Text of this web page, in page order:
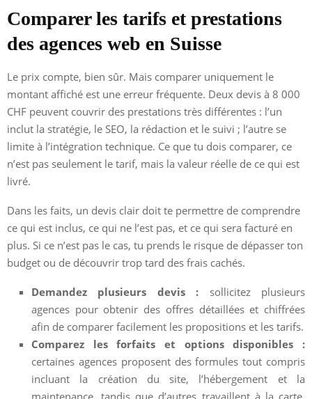
Comparer les tarifs et prestations
des agences web en Suisse
Le prix compte, bien sûr. Mais comparer uniquement le
montant affiché est une erreur fréquente. Deux devis à 8 000
CHF peuvent couvrir des prestations très différentes : l’un
inclut la stratégie, le SEO, la rédaction et le suivi ; l’autre se
limite à l’intégration technique. Ce que tu dois comparer, ce
n’est pas seulement le tarif, mais la valeur réelle de ce qui est
livré.
Dans les faits, un devis clair doit te permettre de comprendre
ce qui est inclus, ce qui ne l’est pas, et ce qui sera facturé en
plus. Si ce n’est pas le cas, tu prends le risque de dépasser ton
budget ou de découvrir trop tard des frais cachés.
Demandez plusieurs devis : sollicitez plusieurs
agences pour obtenir des offres détaillées et chiffrées
afin de comparer facilement les propositions et les tarifs.
Comparez les forfaits et options disponibles :
certaines agences proposent des formules tout compris
incluant la création du site, l’hébergement et la
maintenance, tandis que d’autres travaillent à la carte.